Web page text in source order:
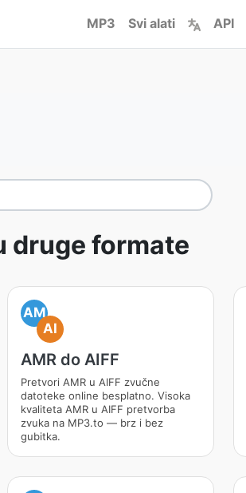
MP3 Svi alati API
druge formate
AM
AI
AMR do AIFF
Pretvori AMR u AIFF zvučne
datoteke online besplatno. Visoka
kvaliteta AMR u AIFF pretvorba
zvuka na MP3.to — brz i bez
gubitka.